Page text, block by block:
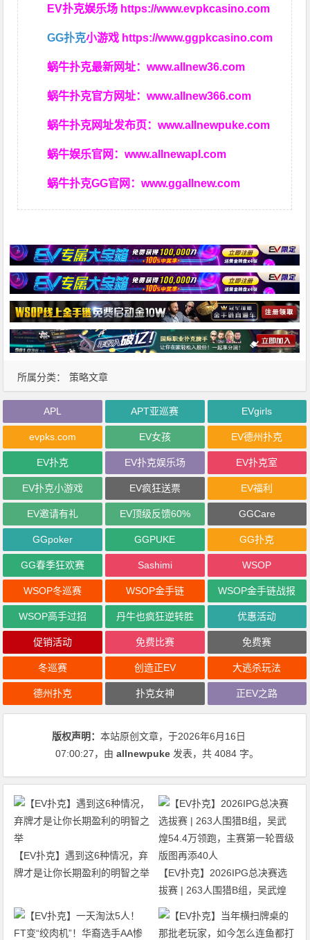
EV扑克娱乐场 https://www.evpkcasino.com
GG扑克小游戏 https://www.ggpkcasino.com
蜗牛扑克最新网址：www.allnew36.com
蜗牛扑克官方网址：www.allnew366.com
蜗牛扑克网址发布页：www.allnewpuke.com
蜗牛娱乐官网：www.allnewapl.com
蜗牛扑克GG官网：www.ggallnew.com
所属分类： 策略文章
APL APT亚巡赛 EVgirls
evpks.com EV女孩 EV德州扑克
EV扑克 EV扑克娱乐场 EV扑克室
EV扑克小游戏 EV疯狂送票 EV福利
EV邀请有礼 EV顶级反馈60% GGCare
GGpoker GGPUKE GG扑克
GG春季狂欢赛 Sashimi WSOP
WSOP冬巡赛 WSOP金手链 WSOP金手链战报
WSOP高手过招 丹牛也疯狂逆转胜 优惠活动
促销活动 免费比赛 免费赛
冬巡赛 创造正EV 大逃杀玩法
德州扑克 扑克女神 正EV之路
版权声明：本站原创文章，于2026年6月16日
07:00:27，由allnewpuke 发表，共 4084 字。
【EV扑克】遇到这6种情况，弃
牌才是让你长期盈利的明智之举
【EV扑克】2026IPG总决赛选
拔赛 | 263人围猎B组，吴武煌
54.4万领跑，主赛第一轮晋级版